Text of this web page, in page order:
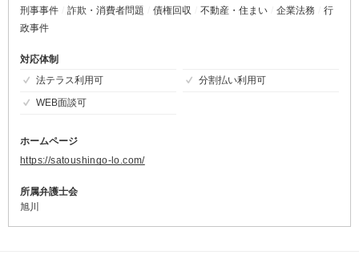
刑事事件
詐欺・消費者問題 債権回収 不動産・住まい 企業法務
行
政事件
対応体制
法テラス利用可
分割払い利用可
WEB面談可
ホームページ
https://satoushingo-lo.com/
所属弁護士会
旭川